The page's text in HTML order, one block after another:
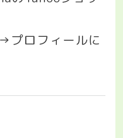
プロフィールに